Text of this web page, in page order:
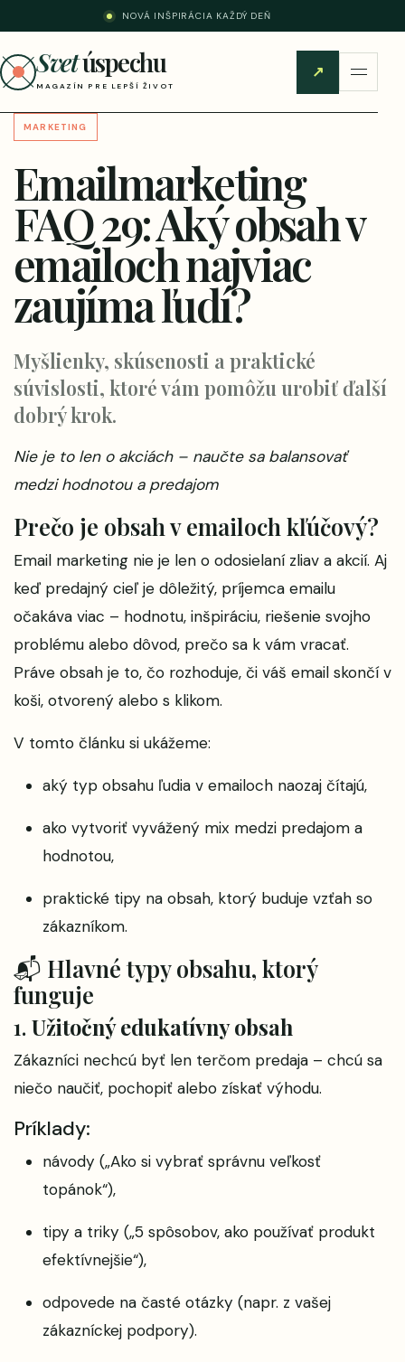
NOVÁ INŠPIRÁCIA KAŽDÝ DEŇ
Svetúspechu
MAGAZÍN PRE LEPŠÍ ŽIVOT
↗
MARKETING
Emailmarketing
FAQ 29: Aký obsah v
emailoch najviac
zaujíma ľudí?
Myšlienky, skúsenosti a praktické
súvislosti, ktoré vám pomôžu urobiť ďalší
dobrý krok.
Nie je to len o akciách – naučte sa balansovať
medzi hodnotou a predajom
Prečo je obsah v emailoch kľúčový?
Email marketing nie je len o odosielaní zliav a akcií. Aj
keď predajný cieľ je dôležitý, príjemca emailu
očakáva viac – hodnotu, inšpiráciu, riešenie svojho
problému alebo dôvod, prečo sa k vám vracať.
Práve obsah je to, čo rozhoduje, či váš email skončí v
koši, otvorený alebo s klikom.
V tomto článku si ukážeme:
aký typ obsahu ľudia v emailoch naozaj čítajú,
ako vytvoriť vyvážený mix medzi predajom a
hodnotou,
praktické tipy na obsah, ktorý buduje vzťah so
zákazníkom.
📬 Hlavné typy obsahu, ktorý
funguje
1. Užitočný edukatívny obsah
Zákazníci nechcú byť len terčom predaja – chcú sa
niečo naučiť, pochopiť alebo získať výhodu.
Príklady:
návody („Ako si vybrať správnu veľkosť
topánok“),
tipy a triky („5 spôsobov, ako používať produkt
efektívnejšie“),
odpovede na časté otázky (napr. z vašej
zákazníckej podpory).